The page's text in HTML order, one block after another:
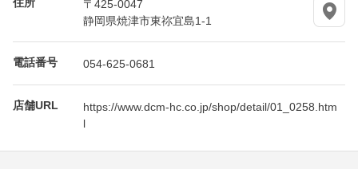
〒425-0047
静岡県焼津市東祢宜島1-1
電話番号 054-625-0681
店舗URL
https://www.dcm-hc.co.jp/shop/detail/01_0258.htm
l